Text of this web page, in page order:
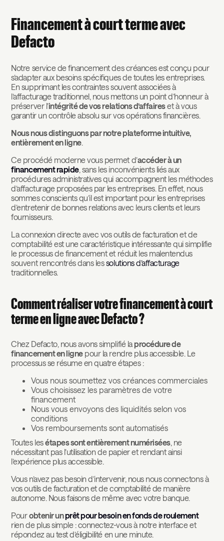
Financement à court terme avec
Defacto
Notre service de financement des créances est conçu pour
s’adapter aux besoins spécifiques de toutes les entreprises.
En supprimant les contraintes souvent associées à
l’affacturage traditionnel, nous mettons un point d’honneur à
préserver l’intégrité de vos relations d’affaireset à vous
garantir un contrôle absolu sur vos opérations financières.
Nous nous distinguons par notre plateforme intuitive,
entièrement en ligne.
Ce procédé moderne vous permet d’accéder à un
financement rapide, sans les inconvénients liés aux
procédures administratives qui accompagnent les méthodes
d’affacturage proposées par les entreprises. En effet, nous
sommes conscients qu’il est important pour les entreprises
d’entretenir de bonnes relations avec leurs clients et leurs
fournisseurs.
La connexion directe avec vos outils de facturation et de
comptabilité est une caractéristique intéressante qui simplifie
le processus de financement et réduit les malentendus
souvent rencontrés dans lessolutions d’affacturage
traditionnelles.
Comment réaliser votre financement à court
terme en ligne avec Defacto ?
Chez Defacto, nous avons simplifié la procédure de
financement en lignepour la rendre plus accessible. Le
processus se résume en quatre étapes :
Vous nous soumettez vos créances commerciales
Vous choisissez les paramètres de votre
financement
Nous vous envoyons des liquidités selon vos
conditions
Vos remboursements sont automatisés
Toutes lesétapes sont entièrement numérisées, ne
nécessitant pas l’utilisation de papier et rendant ainsi
l’expérience plus accessible.
Vous n’avez pas besoin d’intervenir, nous nous connectons à
vos outils de facturation et de comptabilité de manière
autonome. Nous faisons de même avec votre banque.
Pourobtenir unprêt pour besoin en fonds de roulement
rien de plus simple : connectez-vous à notre interface et
répondez au test d’éligibilité en une minute.